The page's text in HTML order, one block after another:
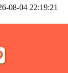
08-04 22:19:21